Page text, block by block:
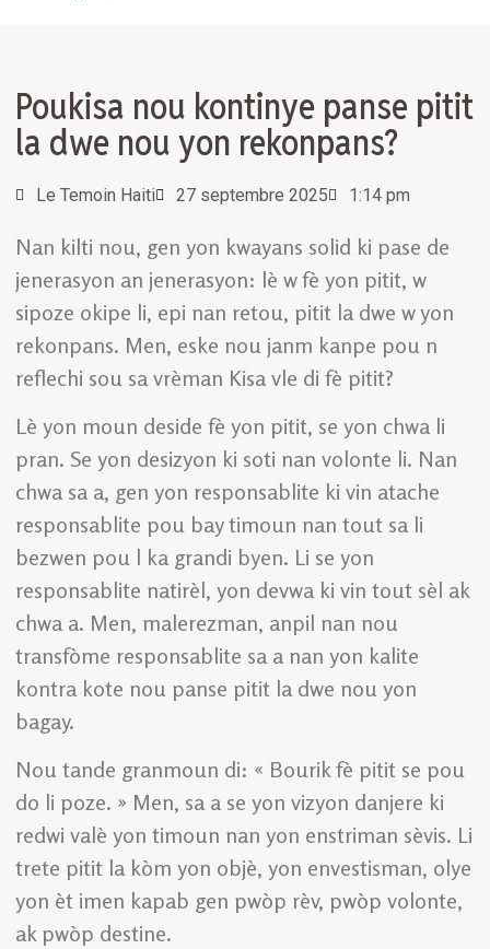
Poukisa nou kontinye panse pitit
la dwe nou yon rekonpans?
Le Temoin Haiti 27 septembre 2025 1:14 pm
Nan kilti nou, gen yon kwayans solid ki pase de
jenerasyon an jenerasyon: lè w fè yon pitit, w
sipoze okipe li, epi nan retou, pitit la dwe w yon
rekonpans. Men, eske nou janm kanpe pou n
reflechi sou sa vrèman Kisa vle di fè pitit?
Lè yon moun deside fè yon pitit, se yon chwa li
pran. Se yon desizyon ki soti nan volonte li. Nan
chwa sa a, gen yon responsablite ki vin atache
responsablite pou bay timoun nan tout sa li
bezwen pou l ka grandi byen. Li se yon
responsablite natirèl, yon devwa ki vin tout sèl ak
chwa a. Men, malerezman, anpil nan nou
transfòme responsablite sa a nan yon kalite
kontra kote nou panse pitit la dwe nou yon
bagay.
Nou tande granmoun di: « Bourik fè pitit se pou
do li poze. » Men, sa a se yon vizyon danjere ki
redwi valè yon timoun nan yon enstriman sèvis. Li
trete pitit la kòm yon objè, yon envestisman, olye
yon èt imen kapab gen pwòp rèv, pwòp volonte,
ak pwòp destine.